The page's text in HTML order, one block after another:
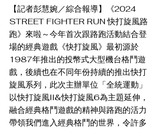
【記者彭慧婉／綜合報導】《2024
STREET FIGHTER RUN 快打旋風路
跑》來啦～今年首次跟路跑活動結合登
場的經典遊戲《快打旋風》最初源於
1987年推出的投幣式大型機台格鬥遊
戲，後續也在不同年份持續的推出快打
旋風系列，此次主辦單位「全統運動」
以快打旋風II&快打旋風6為主題延伸，
融合經典格鬥遊戲的精神與路跑的活力
帶領我們進入經典格鬥的世界，令許多